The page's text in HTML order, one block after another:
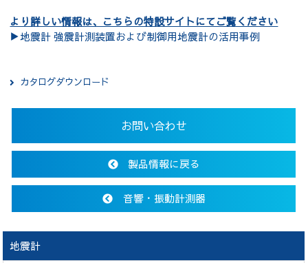
より詳しい情報は、こちらの特設サイトにてご覧ください
▶地震計 強震計測装置および制御用地震計の活用事例
カタログダウンロード
お問い合わせ
製品情報に戻る
音響・振動計測器
地震計